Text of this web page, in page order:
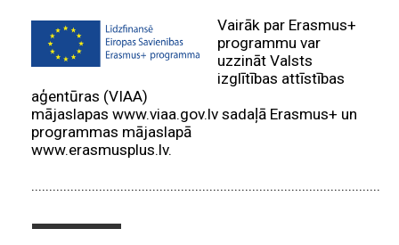
Vairāk par Erasmus+
programmu var
uzzināt Valsts
izglītības attīstības
aģentūras (VIAA)
mājaslapas www.viaa.gov.lv sadaļā Erasmus+ un
programmas mājaslapā
www.erasmusplus.lv.